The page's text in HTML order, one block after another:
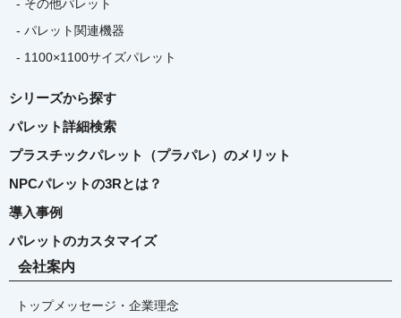
- その他パレット
- パレット関連機器
- 1100×1100サイズパレット
シリーズから探す
パレット詳細検索
プラスチックパレット（プラパレ）のメリット
NPCパレットの3Rとは？
導入事例
パレットのカスタマイズ
会社案内
トップメッセージ・企業理念